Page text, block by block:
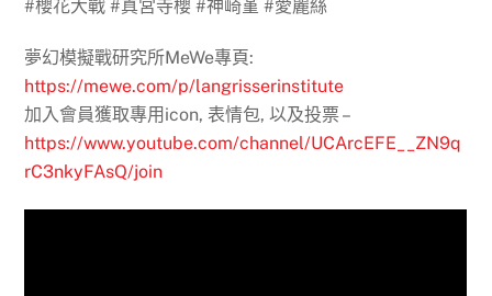
#櫻花大戰 #真宮寺櫻 #神崎堇 #愛麗絲
夢幻模擬戰研究所MeWe專頁:
https://mewe.com/p/langrisserinstitute
加入會員獲取專用icon, 表情包, 以及投票 –
https://www.youtube.com/channel/UCArcEFE__ZN9q
rC3nkyFAsQ/join